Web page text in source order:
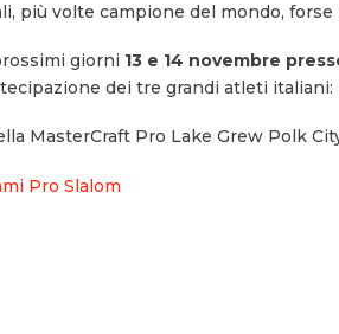
più volte campione del mondo,
giorni 13 e 14 novembre
dei tre grandi atleti italiani:
MasterCraft Pro Lake Grew Polk
Pro Slalom